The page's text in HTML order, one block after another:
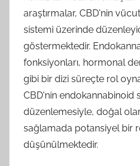
araştırmalar, CBD'nin
sistemi üzerinde
göstermektedir.
fonksiyonları, hormonal
gibi bir dizi süreçte rol
CBD'nin endokannabinoid
düzenlemesiyle, doğal
sağlamada potansiyel bir
düşünülmektedir.